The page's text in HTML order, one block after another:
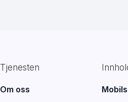
Tjenesten
Om oss